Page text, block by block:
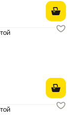
₽ вместо
₽ вместо